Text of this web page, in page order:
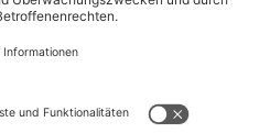
diese Aktionsartikel im